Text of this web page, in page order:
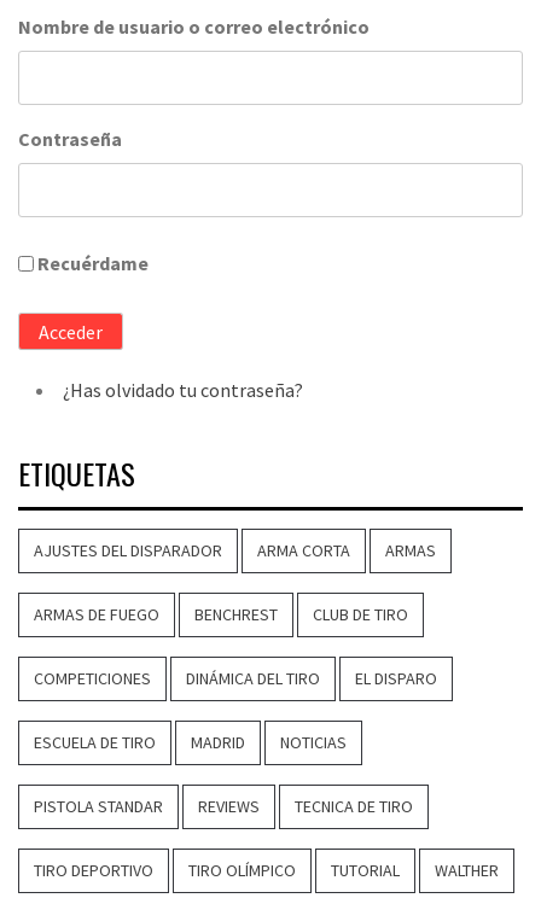
Nombre de usuario o correo electrónico
Contraseña
Recuérdame
Acceder
¿Has olvidado tu contraseña?
ETIQUETAS
AJUSTES DEL DISPARADOR ARMA CORTA ARMAS
ARMAS DE FUEGO BENCHREST CLUB DE TIRO
COMPETICIONES DINÁMICA DEL TIRO EL DISPARO
ESCUELA DE TIRO MADRID NOTICIAS
PISTOLA STANDAR REVIEWS TECNICA DE TIRO
TIRO DEPORTIVO TIRO OLÍMPICO TUTORIAL WALTHER